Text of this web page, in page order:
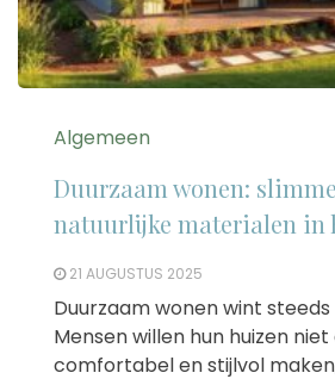
Algemeen
Duurzaam wonen:
natuurlijke materialen in
21 AUGUSTUS 2025
Duurzaam wonen wint
Mensen willen hun huizen
comfortabel en stijlvol